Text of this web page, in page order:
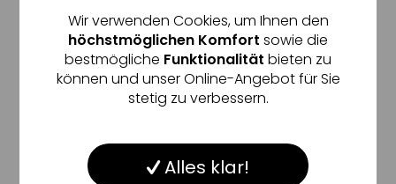
€ 83 , €
1 Stück
Tracking Inaktiv
Sonstige Inaktiv
Wir verwenden Cookies, um Ihnen den
höchstmöglichen Komfort sowie die
bestmögliche Funktionalität bieten zu
können und unser Online-Angebot für Sie
stetig zu verbessern.
Alles klar!